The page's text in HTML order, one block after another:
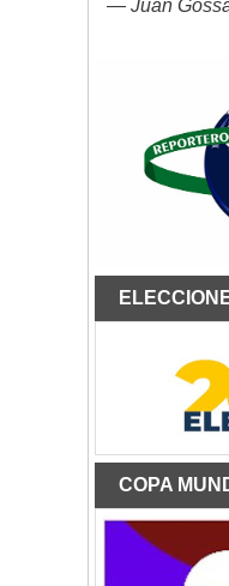
— Juan
COPA